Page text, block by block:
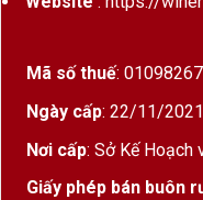
Mã số thuế:
Ngày cấp: 22/11/2021
Nơi cấp: Sở Kế
Giấy phép bán buôn